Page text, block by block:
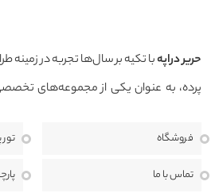
فروشگاه
تماس با ما
تور
حرير دراپهبا تکیه بر سال‌ها تجربه در زمینه
پرده، به عنوان یکی از مجموعه‌های
منزل، محل کار یا پروژه‌های تجاری برای